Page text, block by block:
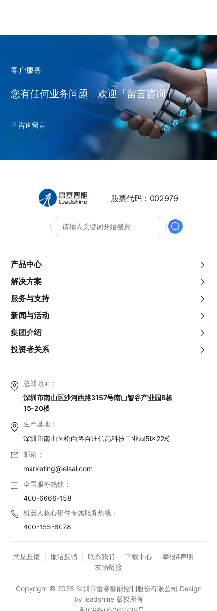
客户服务
您有任何业务问题，欢迎「留言咨询」
咨询留言
股票代码： 002979
总部地址：
深圳市南山区沙河西路3157号南山智谷产业园B栋
15-20楼
生产基地：
深圳市南山区松白路百旺信高科技工业园5区22栋
邮箱：
marketing@leisai.com
全国服务热线：
400-6666-158
机器人核心部件专属服务热线：
400-155-8078
产品中心
解决方案
服务与支持
新闻与活动
集团介绍
投资者关系
意见反馈 廉洁反馈 联系我们 下载中心
举报&声明
友情链接
Copyright © 2025 深圳市雷赛智能控制股份有限公司 Design
by leadshine 版权所有